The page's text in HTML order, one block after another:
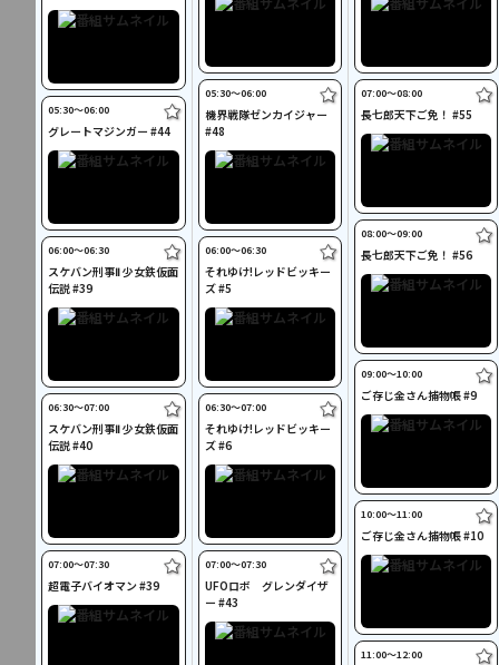
05:30〜06:00
グレートマジンガー #44
06:00〜06:30
スケバン刑事Ⅱ 少女鉄仮面
伝説 #39
06:30〜07:00
スケバン刑事Ⅱ 少女鉄仮面
伝説 #40
07:00〜07:30
超電子バイオマン #39
05:30〜06:00
機界戦隊ゼンカイジャー
#48
06:00〜06:30
それゆけ!レッドビッキー
ズ #5
06:30〜07:00
それゆけ!レッドビッキー
ズ #6
07:00〜07:30
UFOロボ グレンダイザ
ー #43
07:00〜08:00
長七郎天下ご免！ #55
08:00〜09:00
長七郎天下ご免！ #56
09:00〜10:00
ご存じ金さん捕物帳 #9
10:00〜11:00
ご存じ金さん捕物帳 #10
11:00〜12:00